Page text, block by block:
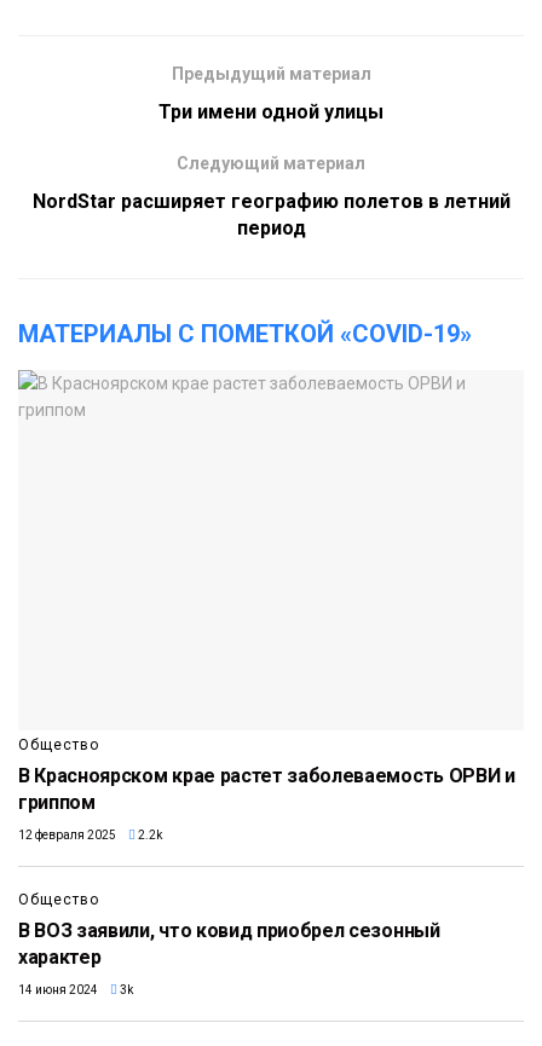
Предыдущий материал
Три имени одной улицы
Следующий материал
NordStar расширяет географию полетов в летний
период
МАТЕРИАЛЫ С ПОМЕТКОЙ «COVID-19»
Общество
В Красноярском крае растет заболеваемость ОРВИ и
гриппом
12 февраля 2025 2.2k
Общество
В ВОЗ заявили, что ковид приобрел сезонный
характер
14 июня 2024 3k